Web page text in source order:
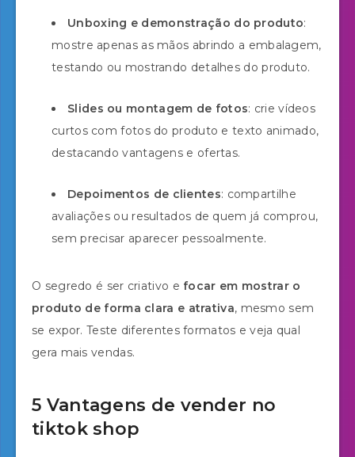
Unboxing e demonstração do produto:
mostre apenas as mãos abrindo a embalagem,
testando ou mostrando detalhes do produto.
Slides ou montagem de fotos: crie vídeos
curtos com fotos do produto e texto animado,
destacando vantagens e ofertas.
Depoimentos de clientes: compartilhe
avaliações ou resultados de quem já comprou,
sem precisar aparecer pessoalmente.
O segredo é ser criativo e focar em mostrar o
produto de forma clara e atrativa, mesmo sem
se expor. Teste diferentes formatos e veja qual
gera mais vendas.
5 Vantagens de vender no
tiktok shop